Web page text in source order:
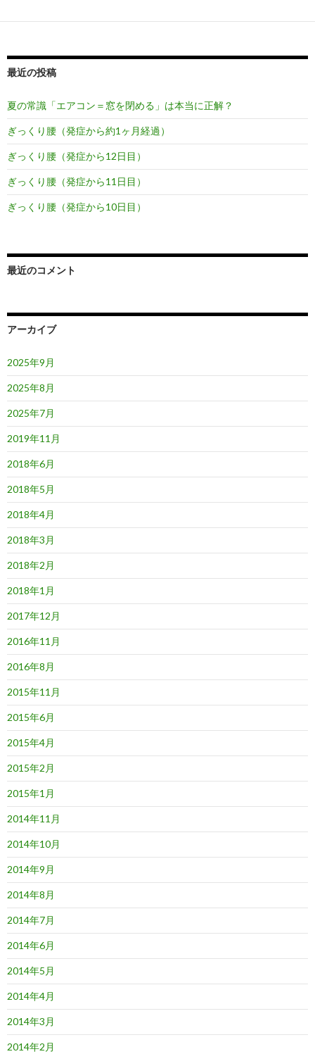
最近の投稿
夏の常識「エアコン＝窓を閉める」は本当に正解？
ぎっくり腰（発症から約1ヶ月経過）
ぎっくり腰（発症から12日目）
ぎっくり腰（発症から11日目）
ぎっくり腰（発症から10日目）
最近のコメント
アーカイブ
2025年9月
2025年8月
2025年7月
2019年11月
2018年6月
2018年5月
2018年4月
2018年3月
2018年2月
2018年1月
2017年12月
2016年11月
2016年8月
2015年11月
2015年6月
2015年4月
2015年2月
2015年1月
2014年11月
2014年10月
2014年9月
2014年8月
2014年7月
2014年6月
2014年5月
2014年4月
2014年3月
2014年2月